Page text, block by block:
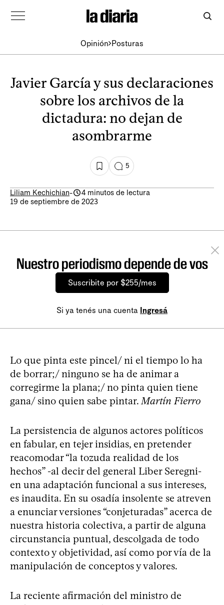
Opinión Posturas
Javier García y sus declaraciones
sobre los archivos de la
dictadura: no dejan de
asombrarme
5
Liliam Kechichian-
4 minutos de lectura
19 de septiembre de 2023
Nuestro periodismo depende de vos
Suscribite por $255/mes
Si ya tenés una cuenta Ingresá
Lo que pinta este pincel/ ni el tiempo lo ha
de borrar;/ ninguno se ha de animar a
corregirme la plana;/ no pinta quien tiene
gana/ sino quien sabe pintar.Martín Fierro
La persistencia de algunos actores políticos
en fabular, en tejer insidias, en pretender
reacomodar “la tozuda realidad de los
hechos” -al decir del general Liber Seregni-
en una adaptación funcional a sus intereses,
es inaudita. En su osadía insolente se atreven
a enunciar versiones “conjeturadas” acerca de
nuestra historia colectiva, a partir de alguna
circunstancia puntual, descolgada de todo
contexto y objetividad, así como por vía de la
manipulación de conceptos y valores.
La reciente afirmación del ministro de